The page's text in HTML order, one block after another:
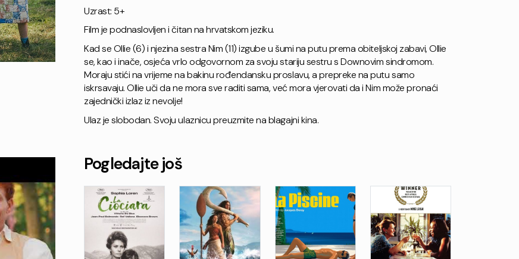
Uzrast: 5+
Film je podnaslovljen i čitan na hrvatskom jeziku.
Kad se Ollie (6) i njezina sestra Nim (11) izgube u šumi na putu prema obiteljskoj zabavi, Ollie
se, kao i inače, osjeća vrlo odgovornom za svoju stariju sestru s Downovim sindromom.
Moraju stići na vrijeme na bakinu rođendansku proslavu, a prepreke na putu samo
iskrsavaju. Ollie uči da ne mora sve raditi sama, već mora vjerovati da i Nim može pronaći
zajednički izlaz iz nevolje!
Ulaz je slobodan. Svoju ulaznicu preuzmite na blagajni kina.
Pogledajte još